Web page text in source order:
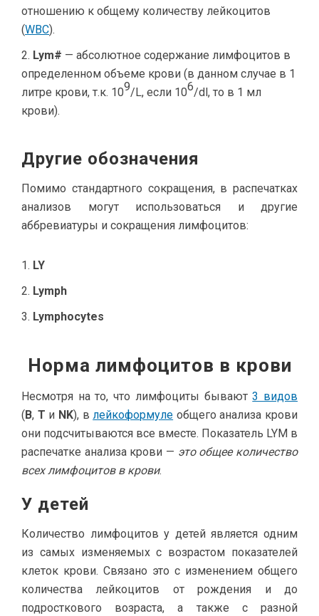
отношению к общему количеству лейкоцитов
(WBC).
Lym# — абсолютное содержание лимфоцитов в
определенном объеме крови (в данном случае в 1
литре крови, т.к. 109/L, если 106/dl, то в 1 мл
крови).
Другие обозначения
Помимо стандартного сокращения, в распечатках
анализов могут использоваться и другие
аббревиатуры и сокращения лимфоцитов:
LY
Lymph
Lymphocytes
Норма лимфоцитов в крови
Несмотря на то, что лимфоциты бывают3 видов
(B, T и NK), влейкоформуле общего анализа крови
они подсчитываются все вместе. Показатель LYM в
распечатке анализа крови — это общее количество
всех лимфоцитов в крови.
У детей
Количество лимфоцитов у детей является одним
из самых изменяемых с возрастом показателей
клеток крови. Связано это с изменением общего
количества лейкоцитов от рождения и до
подросткового возраста, а также с разной